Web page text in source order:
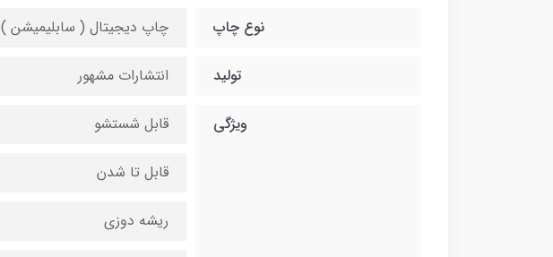
نوع چاپ چاپ دیجیتال ( سابلیمیشن )
تولید انتشارات مشهور
ویژگی قابل شستشو
قابل تا شدن
ریشه دوزی